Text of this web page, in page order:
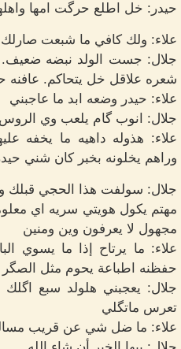
حيدر: خل اطلع حرگت امها
علاء: ولك كافي ما شبعت
جلال: جست الولد نبضه ضعيف.
شعره علاقل خل يتحاكم. عافنه
علاء: حيدر وضعه ابد ما عاجبني
جلال: انوب گام يلعب وي الروس
علاء: هذوله داهيه ما يخفه
وراهم يخلونه بخبر كان شني
جلال: سولفت هذا الحجي قبلك
مهتم يكول هويتي سريه اي
مجهول لا يعرفون وين ومنين
علاء: ما يرتاح إذا ما يسوي
حفظنه اطباعة يحوم مثل الصگر
جلال: يعجبني هلولد سبع
تعرس ماتگلي
علاء: ما ضل شي عن قريب